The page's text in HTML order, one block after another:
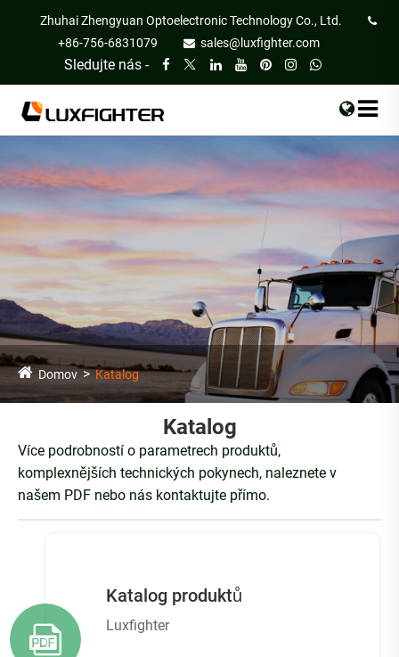
Zhuhai Zhengyuan Optoelectronic Technology Co., Ltd.
+86-756-6831079
sales@luxfighter.com
Sledujte nás -
Domov Katalog
Katalog
Více podrobností o parametrech produktů,
komplexnějších technických pokynech, naleznete v
našem PDF nebo nás kontaktujte přímo.

Katalog produktů
Luxfighter